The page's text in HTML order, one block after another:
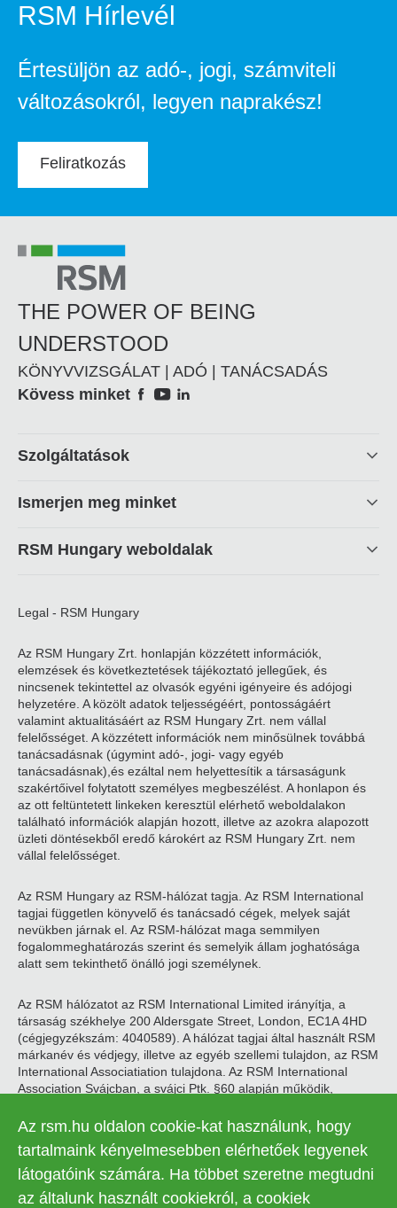
RSM Hírlevél
Értesüljön az adó-, jogi, számviteli
változásokról, legyen naprakész!
Feliratkozás
THE POWER OF BEING
UNDERSTOOD
KÖNYVVIZSGÁLAT | ADÓ | TANÁCSADÁS
Social
Kövess minket
Footer
Szolgáltatások
Ismerjen meg minket
RSM Hungary weboldalak
Legal - RSM Hungary
Az RSM Hungary Zrt. honlapján közzétett információk,
elemzések és következtetések tájékoztató jellegűek, és
nincsenek tekintettel az olvasók egyéni igényeire és adójogi
helyzetére. A közölt adatok teljességéért, pontosságáért
valamint aktualitásáért az RSM Hungary Zrt. nem vállal
felelősséget. A közzétett információk nem minősülnek továbbá
tanácsadásnak (úgymint adó-, jogi- vagy egyéb
tanácsadásnak),és ezáltal nem helyettesítik a társaságunk
szakértőivel folytatott személyes megbeszélést. A honlapon és
az ott feltüntetett linkeken keresztül elérhető weboldalakon
található információk alapján hozott, illetve az azokra alapozott
üzleti döntésekből eredő károkért az RSM Hungary Zrt. nem
vállal felelősséget.
Az RSM Hungary az RSM-hálózat tagja. Az RSM International
tagjai független könyvelő és tanácsadó cégek, melyek saját
nevükben járnak el. Az RSM-hálózat maga semmilyen
fogalommeghatározás szerint és semelyik állam joghatósága
alatt sem tekinthető önálló jogi személynek.
Az RSM hálózatot az RSM International Limited irányítja, a
társaság székhelye 200 Aldersgate Street, London, EC1A 4HD
(cégjegyzékszám: 4040589). A hálózat tagjai által használt RSM
márkanév és védjegy, illetve az egyéb szellemi tulajdon, az RSM
International Associatiation tulajdona. Az RSM International
Association Svájcban, a svájci Ptk. §60 alapján működik,
© 2026 RSM Hungary Zrt. | Minden jog fenntartva
Legal
Adatkezelési tájékoztató
Kapcsolat
Az rsm.hu oldalon cookie-kat használunk, hogy
tartalmaink kényelmesebben elérhetőek legyenek
látogatóink számára. Ha többet szeretne megtudni
az általunk használt cookiekról, a cookiek